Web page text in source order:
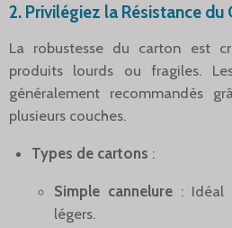
2. Privilégiez la Résistance du
La robustesse du carton est
produits lourds ou fragiles.
généralement recommandés
plusieurs couches.
Types de cartons :
Simple cannelure: Idéal
légers.